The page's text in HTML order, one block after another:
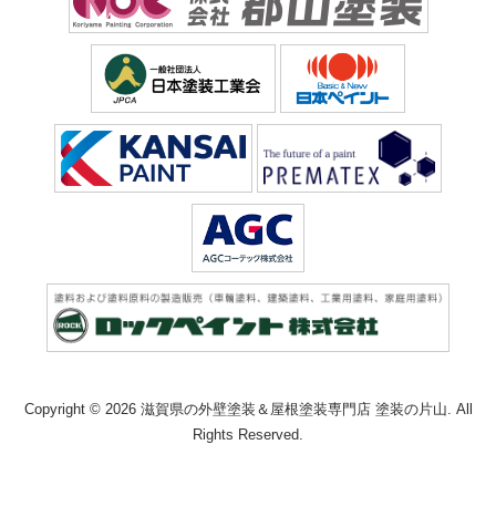
Copyright © 2026 滋賀県の外壁塗装＆屋根塗装専門店 塗装の片山. All
Rights Reserved.